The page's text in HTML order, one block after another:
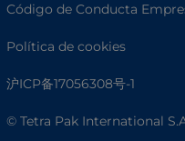
Código de Conducta
Política de cookies
沪ICP备17056308号-1
© Tetra Pak International